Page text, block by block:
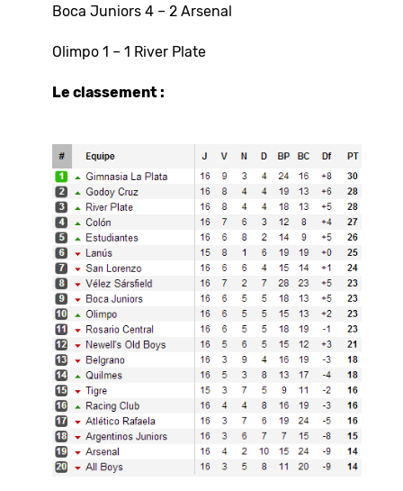
Boca Juniors 4 – 2 Arsenal
Olimpo 1 – 1 River Plate
Le classement :